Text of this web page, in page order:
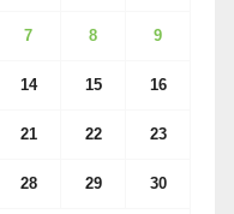
7 8 9
14 15 16
21 22 23
28 29 30